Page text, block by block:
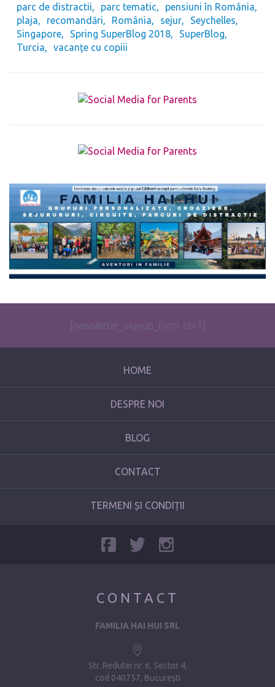
parc de distractii
parc tematic
pensiuni în România
plaja
recomandări România sejur
Seychelles
Singapore
Spring SuperBlog 2018
SuperBlog
Turcia
vacanțe cu copiii
The form you have selected does not exist.
[newsletter_signup_form id=1]
HOME
DESPRE NOI
BLOG
CONTACT
TERMENI ȘI CONDIȚII
CONTACT
FAMILIA HAI HUI SRL
Str. Redutei nr. 6, Sector 4
cod 040757, București